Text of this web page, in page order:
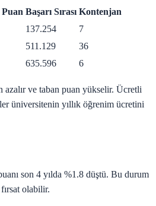
Başarı Sırası Kontenjan
137.254
7
511.129
36
635.596 6
azalır ve taban puan yükselir. Ücretli
üniversitenin yıllık öğrenim ücretini
son 4 yılda %1.8 düştü. Bu durum
olabilir.